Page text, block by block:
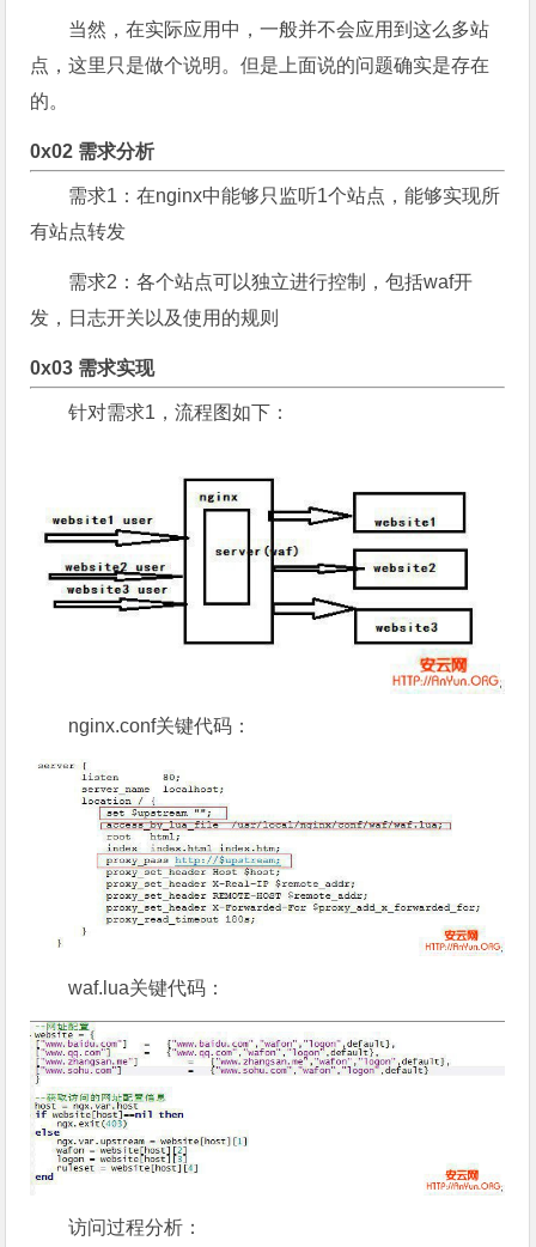
当然，在实际应用中，一般并不会应用到这么多站
点，这里只是做个说明。但是上面说的问题确实是存在
的。
0x02 需求分析
需求1：在nginx中能够只监听1个站点，能够实现所
有站点转发
需求2：各个站点可以独立进行控制，包括waf开
发，日志开关以及使用的规则
0x03 需求实现
针对需求1，流程图如下：
nginx.conf关键代码：
waf.lua关键代码：
访问过程分析：